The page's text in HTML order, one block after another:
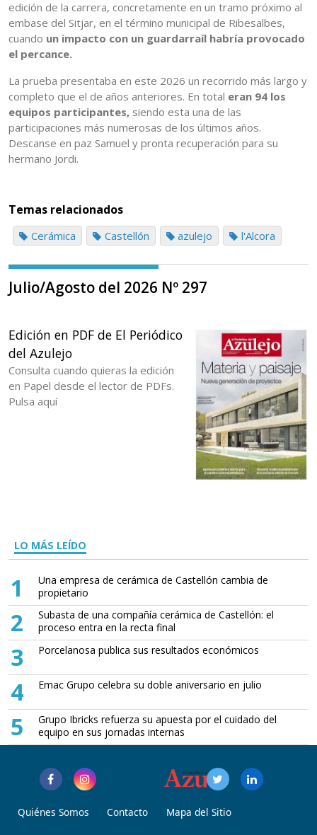
edición de la carrera, concretamente en un tramo próximo al
embase del Sitjar, en el término municipal de Ribesalbes,
cuando un impacto con un guardarraíl habría provocado
el percance.
La prueba presentaba en este 2026 un recorrido más largo y
completo que el de años anteriores. En total eran 94 los
equipos participantes, siendo esta una de las
participaciones más numerosas de los últimos años.
Descanse en paz Samuel y pronta recuperación para su
hermano Jordi.
Temas relacionados
Cerámica Castellón azulejo l'Alcora
Julio/Agosto del 2026 Nº 297
Edición en PDF de El Periódico
del Azulejo
Consulta cuando quieras la edición
en Papel desde el lector de PDFs.
Pulsa aquí
LO MÁS LEÍDO
1
Una empresa de cerámica de Castellón cambia de
propietario
2
Subasta de una compañía cerámica de Castellón: el
proceso entra en la recta final
3 Porcelanosa publica sus resultados económicos
4 Emac Grupo celebra su doble aniversario en julio
5
Grupo Ibricks refuerza su apuesta por el cuidado del
equipo en sus jornadas internas
Quiénes Somos Contacto Mapa del Sitio